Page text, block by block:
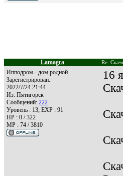
Lamagra Re:
Ипподром - дом родной
Зарегистрирован:
2022/7/24 21:44
Из: Пятигорск
Сообщений: 222
Уровень : 13; EXP : 91
HP : 0 / 322
MP : 74 / 3810
16